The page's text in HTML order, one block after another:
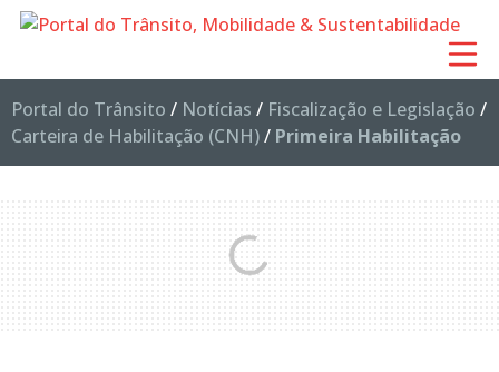
Portal do Trânsito / Notícias / Fiscalização e Legislação /
Carteira de Habilitação (CNH)/ Primeira Habilitação